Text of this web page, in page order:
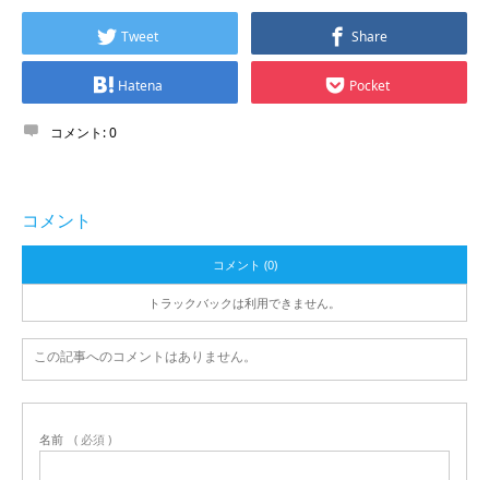
Tweet Share
Hatena Pocket
コメント:0
コメント
コメント (0)
トラックバックは利用できません。
この記事へのコメントはありません。
名前 ( 必須 )